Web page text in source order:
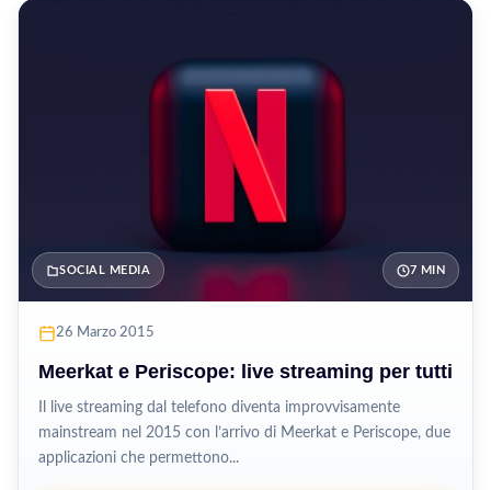
SOCIAL MEDIA 7 MIN
26 Marzo 2015
Meerkat e Periscope: live streaming per tutti
Il live streaming dal telefono diventa improvvisamente
mainstream nel 2015 con l’arrivo di Meerkat e Periscope, due
applicazioni che permettono...